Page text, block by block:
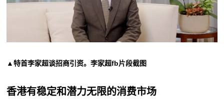
▲特首李家超谈招商引资。李家超fb片段截图
香港有稳定和潜力无限的消费市场